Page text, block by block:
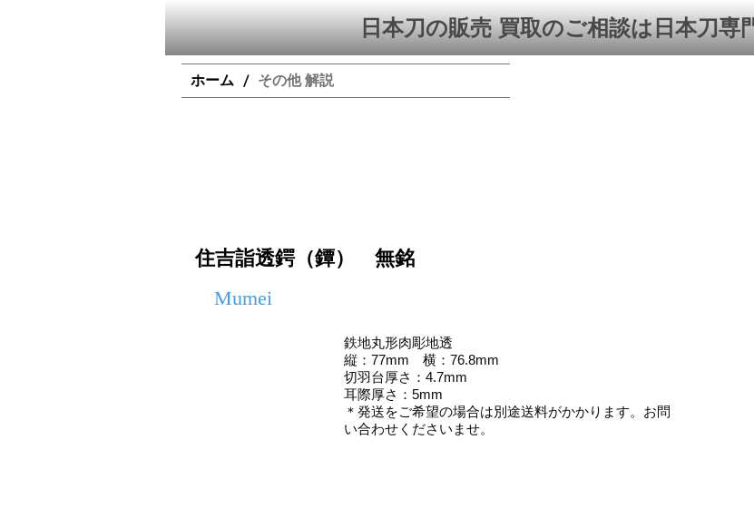
日本刀の販売 買取のご相談は日本刀専
ホーム / その他 解説
住吉詣透鍔（鐔） 無銘
Mumei
鉄地丸形肉彫地透
縦：77mm 横：76.8mm
切羽台厚さ：4.7mm
耳際厚さ：5mm
＊発送をご希望の場合は別途送料がかかります。お問
い合わせくださいませ。